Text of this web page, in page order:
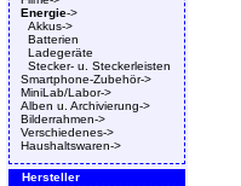
Energie->
Akkus->
Batterien
Ladegeräte
Stecker- u. Steckerleisten
Smartphone-Zubehör->
MiniLab/Labor->
Alben u. Archivierung->
Bilderrahmen->
Verschiedenes->
Haushaltswaren->
Hersteller